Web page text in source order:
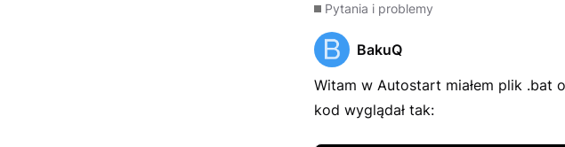
Pytania i problemy
BakuQ
Witam w Autostart miałem plik .bat
kod wyglądał tak: